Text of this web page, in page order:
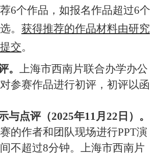
6个作品，如报名作品超过6个
。 获得推荐的作品材料由研究
交。
。 上海市西南片联合办学办公
参赛作品进行初评，初评以函
与点评（2025年11月 22 日 ）。
的作者和团队现场进行PPT演
不超过8分钟。 上海市西南片